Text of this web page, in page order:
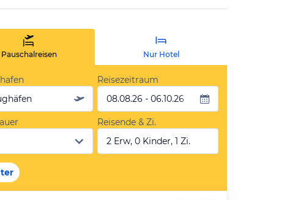
Pauschalreisen Nur Hotel
Reisezeitraum
08.08.26 - 06.10.26
Reisende & Zi.
2 Erw, 0 Kinder, 1 Zi.